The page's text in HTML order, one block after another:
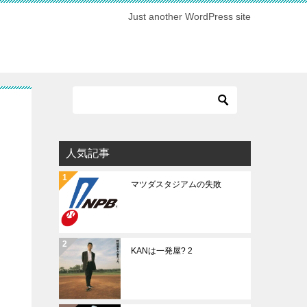
Just another WordPress site
人気記事
マツダスタジアムの失敗
KANは一発屋? 2